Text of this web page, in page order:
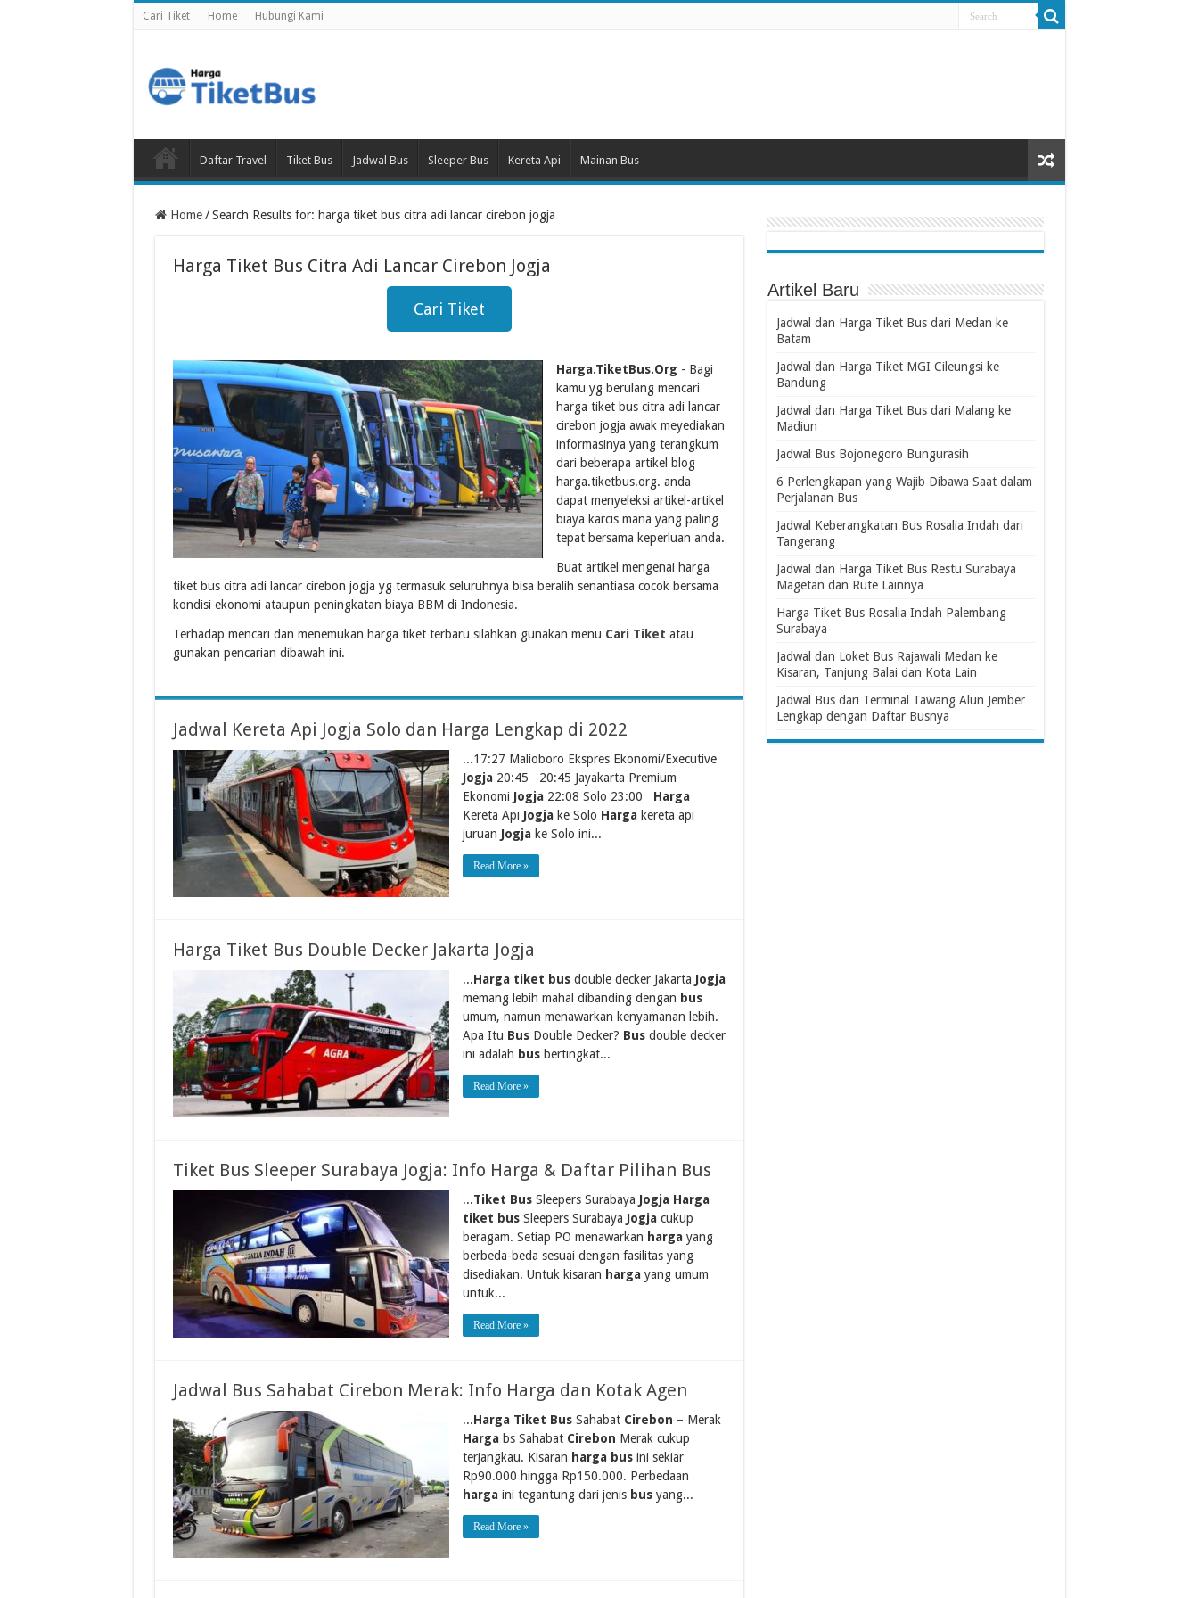
Cari Tiket Home Hubungi Kami
Daftar Travel Tiket Bus Jadwal Bus Sleeper Bus Kereta Api Mainan Bus
Home / Search Results for: harga tiket bus citra adi lancar cirebon jogja
Harga Tiket Bus Citra Adi Lancar Cirebon Jogja
Cari Tiket
Harga.TiketBus.Org - Bagi
kamu yg berulang mencari
harga tiket bus citra adi lancar
cirebon jogja awak meyediakan
informasinya yang terangkum
dari beberapa artikel blog
harga.tiketbus.org. anda
dapat menyeleksi artikel-artikel
biaya karcis mana yang paling
tepat bersama keperluan anda.
Buat artikel mengenai harga
tiket bus citra adi lancar cirebon jogja yg termasuk seluruhnya bisa beralih senantiasa cocok bersama
kondisi ekonomi ataupun peningkatan biaya BBM di Indonesia.
Terhadap mencari dan menemukan harga tiket terbaru silahkan gunakan menu Cari Tiket atau
gunakan pencarian dibawah ini.
Jadwal Kereta Api Jogja Solo dan Harga Lengkap di 2022
...17:27 Malioboro Ekspres Ekonomi/Executive
Jogja20:45 20:45 Jayakarta Premium
Ekonomi Jogja22:08 Solo 23:00 Harga
Kereta Api Jogjake Solo Hargakereta api
juruan Jogjake Solo ini...
Read More »
Harga Tiket Bus Double Decker Jakarta Jogja
...Harga tiket busdouble decker Jakarta Jogja
memang lebih mahal dibanding dengan bus
umum, namun menawarkan kenyamanan lebih.
Apa Itu BusDouble Decker? Busdouble decker
ini adalah busbertingkat...
Read More »
Tiket Bus Sleeper Surabaya Jogja: Info Harga & Daftar Pilihan Bus
...Tiket BusSleepers Surabaya Jogja Harga
tiket busSleepers Surabaya Jogjacukup
beragam. Setiap PO menawarkan hargayang
berbeda-beda sesuai dengan fasilitas yang
disediakan. Untuk kisaran hargayang umum
untuk...
Read More »
Jadwal Bus Sahabat Cirebon Merak: Info Harga dan Kotak Agen
...Harga Tiket BusSahabat Cirebon – Merak
Hargabs Sahabat Cirebon Merak cukup
terjangkau. Kisaran harga busini sekiar
Rp90.000 hingga Rp150.000. Perbedaan
hargaini tegantung dari jenis busyang...
Read More »
Artikel Baru
Jadwal dan Harga Tiket Bus dari Medan ke
Batam
Jadwal dan Harga Tiket MGI Cileungsi ke
Bandung
Jadwal dan Harga Tiket Bus dari Malang ke
Madiun
Jadwal Bus Bojonegoro Bungurasih
6 Perlengkapan yang Wajib Dibawa Saat dalam
Perjalanan Bus
Jadwal Keberangkatan Bus Rosalia Indah dari
Tangerang
Jadwal dan Harga Tiket Bus Restu Surabaya
Magetan dan Rute Lainnya
Harga Tiket Bus Rosalia Indah Palembang
Surabaya
Jadwal dan Loket Bus Rajawali Medan ke
Kisaran, Tanjung Balai dan Kota Lain
Jadwal Bus dari Terminal Tawang Alun Jember
Lengkap dengan Daftar Busnya